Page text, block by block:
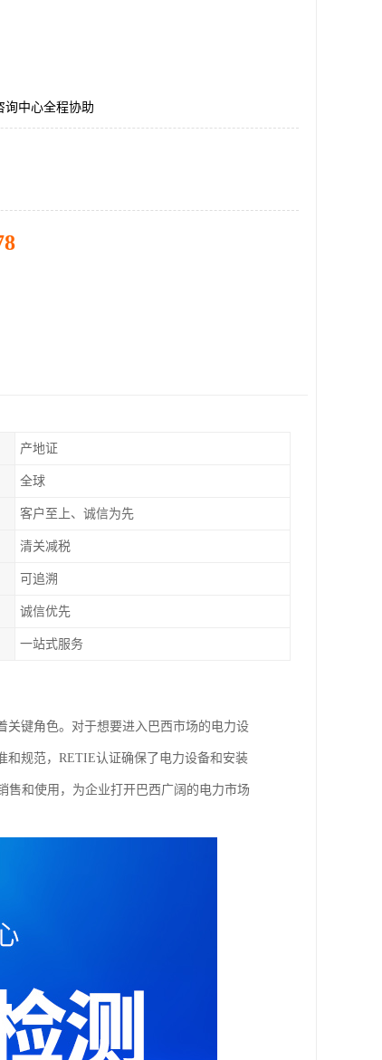
询中心全程协助
产地证
全球
客户至上、诚信为先
清关减税
可追溯
诚信优先
一站式服务
关键角色。对于想要进入巴西市场的电力设
和规范，RETIE认证确保了电力设备和安装
售和使用，为企业打开巴西广阔的电力市场